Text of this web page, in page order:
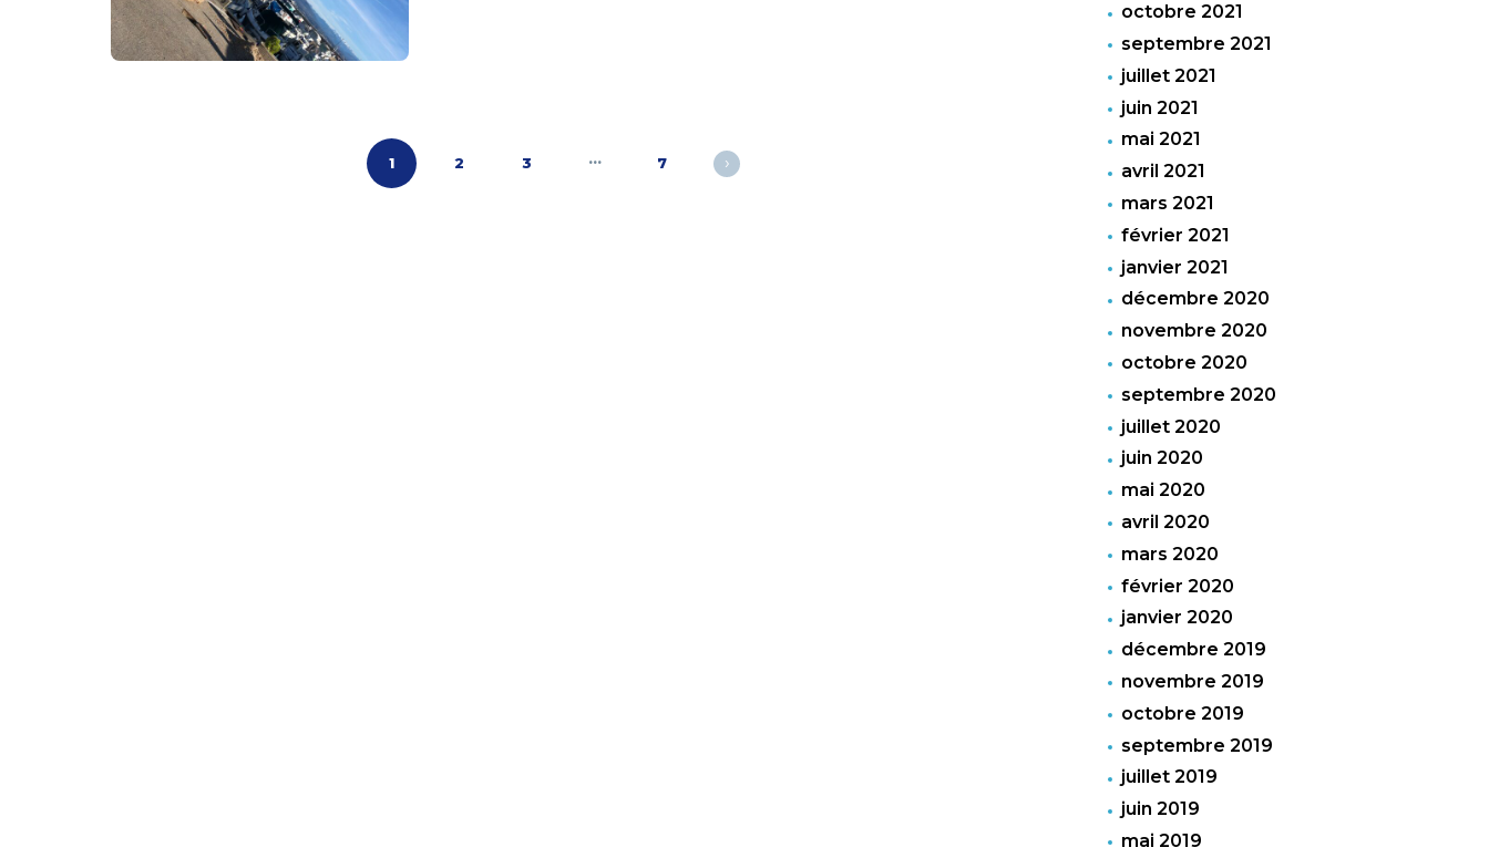
1 2 3 … 7 ›
octobre 2021
septembre 2021
juillet 2021
juin 2021
mai 2021
avril 2021
mars 2021
février 2021
janvier 2021
décembre 2020
novembre 2020
octobre 2020
septembre 2020
juillet 2020
juin 2020
mai 2020
avril 2020
mars 2020
février 2020
janvier 2020
décembre 2019
novembre 2019
octobre 2019
septembre 2019
juillet 2019
juin 2019
mai 2019